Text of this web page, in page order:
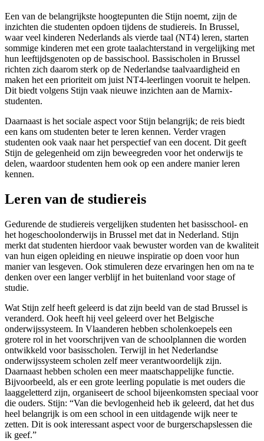
Een van de belangrijkste hoogtepunten die Stijn noemt, zijn de
inzichten die studenten opdoen tijdens de studiereis. In Brussel,
waar veel kinderen Nederlands als vierde taal (NT4) leren, starten
sommige kinderen met een grote taalachterstand in vergelijking met
hun leeftijdsgenoten op de bassischool. Bassischolen in Brussel
richten zich daarom sterk op de Nederlandse taalvaardigheid en
maken het een prioriteit om juist NT4-leerlingen vooruit te helpen.
Dit biedt volgens Stijn vaak nieuwe inzichten aan de Marnix-
studenten.
Daarnaast is het sociale aspect voor Stijn belangrijk; de reis biedt
een kans om studenten beter te leren kennen. Verder vragen
studenten ook vaak naar het perspectief van een docent. Dit geeft
Stijn de gelegenheid om zijn beweegreden voor het onderwijs te
delen, waardoor studenten hem ook op een andere manier leren
kennen.
Leren van de studiereis
Gedurende de studiereis vergelijken studenten het basisschool- en
het hogeschoolonderwijs in Brussel met dat in Nederland. Stijn
merkt dat studenten hierdoor vaak bewuster worden van de kwaliteit
van hun eigen opleiding en nieuwe inspiratie op doen voor hun
manier van lesgeven. Ook stimuleren deze ervaringen hen om na te
denken over een langer verblijf in het buitenland voor stage of
studie.
Wat Stijn zelf heeft geleerd is dat zijn beeld van de stad Brussel is
veranderd. Ook heeft hij veel geleerd over het Belgische
onderwijssysteem. In Vlaanderen hebben scholenkoepels een
grotere rol in het voorschrijven van de schoolplannen die worden
ontwikkeld voor basisscholen. Terwijl in het Nederlandse
onderwijssysteem scholen zelf meer verantwoordelijk zijn.
Daarnaast hebben scholen een meer maatschappelijke functie.
Bijvoorbeeld, als er een grote leerling populatie is met ouders die
laaggeletterd zijn, organiseert de school bijeenkomsten speciaal voor
die ouders. Stijn: “Van die bevlogenheid heb ik geleerd, dat het dus
heel belangrijk is om een school in een uitdagende wijk neer te
zetten. Dit is ook interessant aspect voor de burgerschapslessen die
ik geef.”